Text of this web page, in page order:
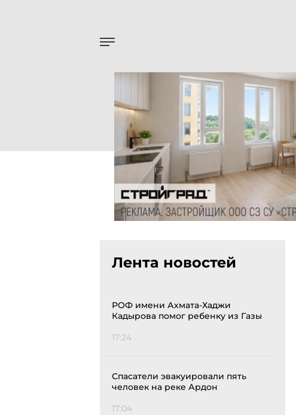
Лента новостей
РОФ имени Ахмата-Хаджи
Кадырова помог ребенку из Газы
17:24
Спасатели эвакуировали пять
человек на реке Ардон
17:04